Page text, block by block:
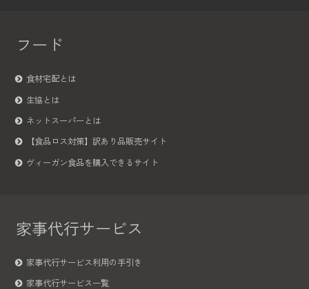
フード
食材宅配とは
生協とは
ネットスーパーとは
【食品ロス対策】訳あり品販売サイト
ヴィーガン食品を購入できるサイト
家事代行サービス
家事代行サービス利用の手引き
家事代行サービス一覧